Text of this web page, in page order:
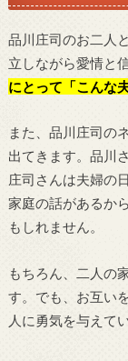
品川庄司のお二人
立しながら愛情と
にとって「こんな
また、品川庄司の
出てきます。品川
庄司さんは夫婦の
家庭の話があるか
もしれません。
もちろん、二人の
す。でも、お互い
人に勇気を与えて